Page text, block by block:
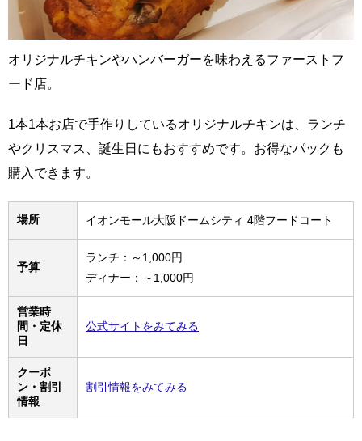
オリジナルチキンやハンバーガーを味わえるファーストフ
ード店。
1本1本お店で手作りしているオリジナルチキンは、ランチ
やクリスマス、誕生日にもおすすめです。お得なパックも
購入できます。
場所 イオンモール大阪ドームシティ 4階フードコート
予算
ランチ：～1,000円
ディナー：～1,000円
営業時
間・定休
日
公式サイトをみてみる
クーポ
ン・割引
情報
割引情報をみてみる